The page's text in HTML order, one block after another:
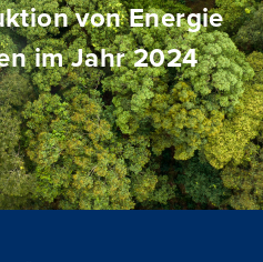
von Energie
im Jahr 2024